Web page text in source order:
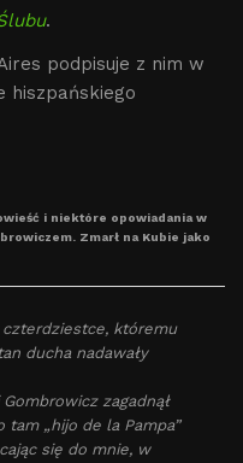
.
podpisuje z nim w
hiszpańskiego
i niektóre opowiadania w
Zmarł na Kubie jako
czterdziestce, któremu
ducha nadawały
zagadnął
tam „hijo de la Pampa”
się do mnie, w